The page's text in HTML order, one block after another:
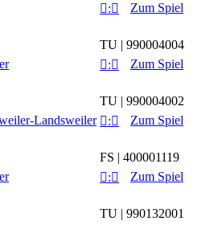
:
Zum Spiel
TU | 990004004
:
Zum Spiel
TU | 990004002
Landsweiler :
Zum Spiel
FS | 400001119
:
Zum Spiel
TU | 990132001